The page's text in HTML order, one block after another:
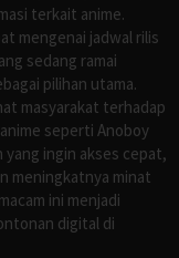
terkait anime.
mengenai jadwal rilis
sedang ramai
pilihan utama.
masyarakat terhadap
seperti Anoboy
ingin akses cepat,
meningkatnya minat
ini menjadi
digital di